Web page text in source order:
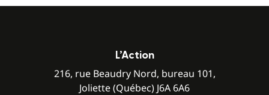
L’Action
216, rue Beaudry Nord, bureau 101,
Joliette (Québec) J6A 6A6